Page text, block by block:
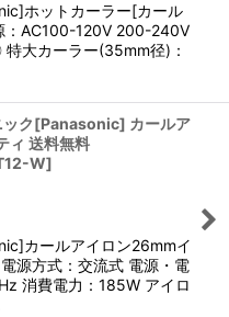
ホットカーラー[カール
：AC100-120V 200-240V
大カーラー(35mm径)：
ク[Panasonic] カールア
ィ 送料無料
W]
カールアイロン26mmイ
源方式：交流式 電源・電
消費電力：185W アイロ